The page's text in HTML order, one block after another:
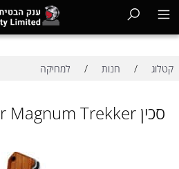
קטלוג / חנות / למחיקה
סכין Boker Magnum Trekker